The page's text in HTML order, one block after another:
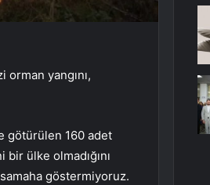
orman yangını,
götürülen 160 adet
ülke olmadığını
göstermiyoruz.